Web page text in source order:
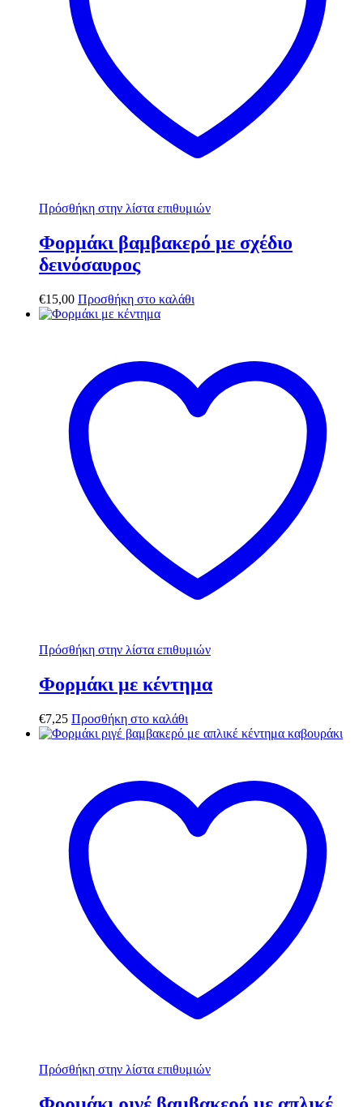
Πρόσθήκη στην λίστα επιθυμιών
Φορμάκι βαμβακερό με σχέδιο
δεινόσαυρος
€15,00 Προσθήκη στο καλάθι
Πρόσθήκη στην λίστα επιθυμιών
Φορμάκι με κέντημα
€7,25 Προσθήκη στο καλάθι
Πρόσθήκη στην λίστα επιθυμιών